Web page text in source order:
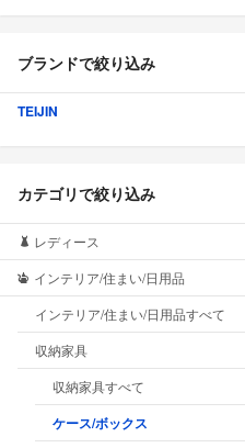
ブランドで絞り込み
TEIJIN
カテゴリで絞り込み
レディース
インテリア/住まい/日用品
インテリア/住まい/日用品すべて
収納家具
収納家具すべて
ケース/ボックス